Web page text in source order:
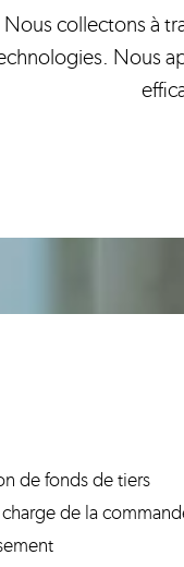
Nous collectons à
Nous
de fonds de tiers
charge de la